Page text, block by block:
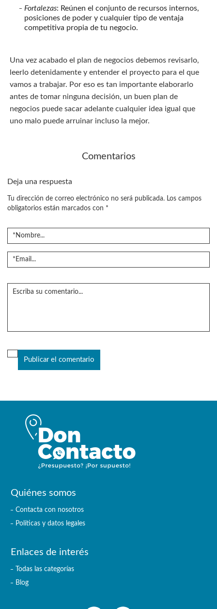
Fortalezas: Reúnen el conjunto de recursos internos,
posiciones de poder y cualquier tipo de ventaja
competitiva propia de tu negocio.
Una vez acabado el plan de negocios debemos revisarlo,
leerlo detenidamente y entender el proyecto para el que
vamos a trabajar. Por eso es tan importante elaborarlo
antes de tomar ninguna decisión, un buen plan de
negocios puede sacar adelante cualquier idea igual que
uno malo puede arruinar incluso la mejor.
Comentarios
Deja una respuesta
Tu dirección de correo electrónico no será publicada. Los campos
obligatorios están marcados con *
Quiénes somos
Contacta con nosotros
Políticas y datos legales
Enlaces de interés
Todas las categorías
Blog